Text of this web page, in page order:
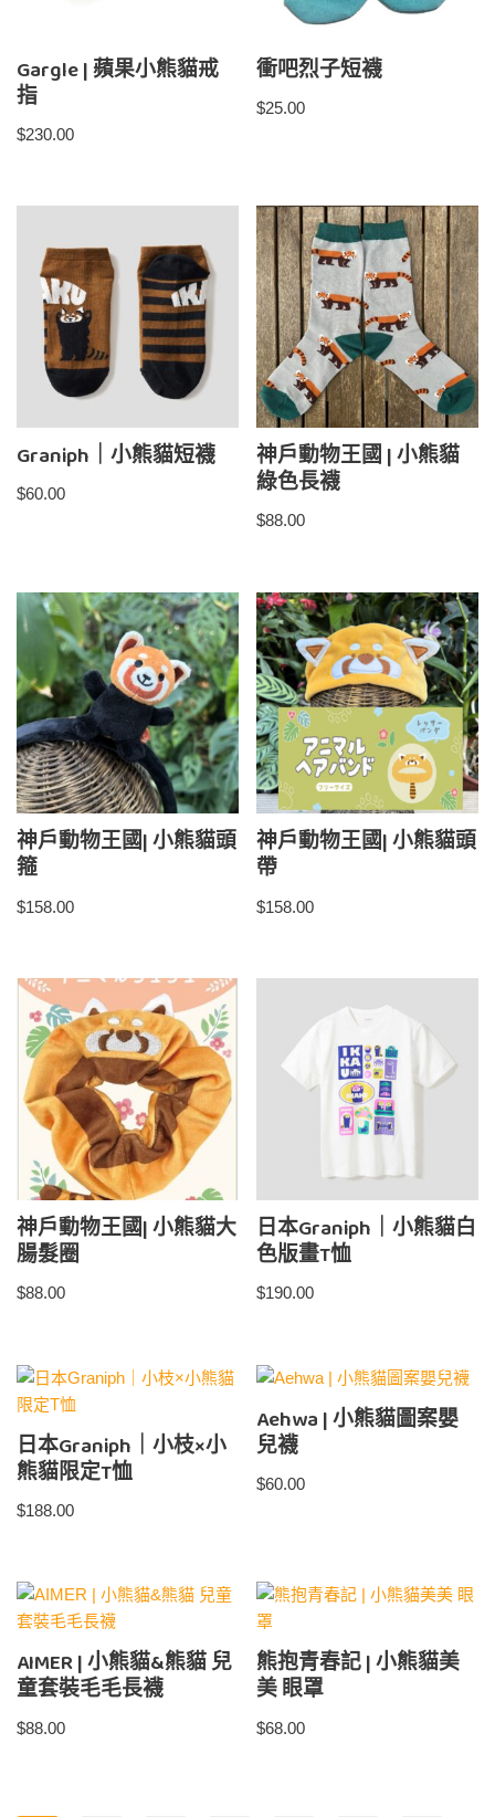
Gargle | 蘋果小熊貓戒
指
$230.00
衝吧烈子短襪
$25.00
Graniph｜小熊貓短襪
$60.00
神戶動物王國 | 小熊貓
綠色長襪
$88.00
神戶動物王國| 小熊貓頭
箍
$158.00
神戶動物王國| 小熊貓頭
帶
$158.00
神戶動物王國| 小熊貓大
腸髮圈
$88.00
日本Graniph｜小熊貓白
色版畫T恤
$190.00
日本Graniph｜小枝×小
熊貓限定T恤
$188.00
Aehwa | 小熊貓圖案嬰
兒襪
$60.00
AIMER | 小熊貓&熊貓 兒
童套裝毛毛長襪
$88.00
熊抱青春記 | 小熊貓美
美 眼罩
$68.00